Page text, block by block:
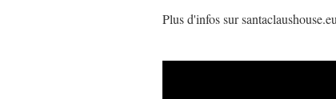
Plus d'infos sur